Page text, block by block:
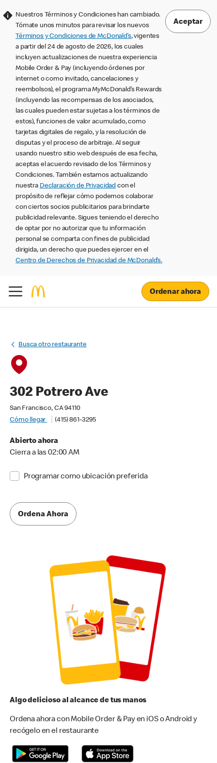
Nuestros Términos y Condiciones han cambiado.
Tómate unos minutos para revisar los nuevos
Términos y Condiciones de McDonald’s, vigentes
a partir del 24 de agosto de 2026, los cuales
incluyen actualizaciones de nuestra experiencia
Mobile Order & Pay (incluyendo órdenes por
internet o como invitado, cancelaciones y
reembolsos), el programa MyMcDonald’s Rewards
(incluyendo las recompensas de los asociados,
las cuales pueden estar sujetas a los términos de
estos), funciones de valor acumulado, como
tarjetas digitales de regalo, y la resolución de
disputas y el proceso de arbitraje. Al seguir
usando nuestro sitio web después de esa fecha,
aceptas el acuerdo revisado de los Términos y
Condiciones. También estamos actualizando
nuestra Declaración de Privacidad con el
propósito de reflejar cómo podemos colaborar
con ciertos socios publicitarios para brindarte
publicidad relevante. Sigues teniendo el derecho
de optar por no autorizar que tu información
personal se comparta con fines de publicidad
dirigida, un derecho que puedes ejercer en el
Centro de Derechos de Privacidad de McDonald’s.
Aceptar
Ordenar ahora
Busca otro restaurante
302 Potrero Ave
San Francisco, CA 94110
Cómo llegar
(415) 861-3295
Abierto ahora
Cierra a las 02:00 AM
Programar como ubicación preferida
Ordena Ahora
Algo delicioso al alcance de tus manos
Ordena ahora con Mobile Order & Pay en iOS o Android y
recógelo en el restaurante